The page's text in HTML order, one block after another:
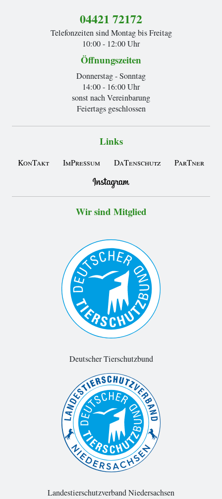
04421 72172
Telefonzeiten sind Montag bis Freitag
10:00 - 12:00 Uhr
Öffnungszeiten
Donnerstag - Sonntag
14:00 - 16:00 Uhr
sonst nach Vereinbarung
Feiertags geschlossen
Links
KonTakt ImPressum DaTenschutz ParTner
Wir sind Mitglied
Deutscher Tierschutzbund
Landestierschutzverband Niedersachsen